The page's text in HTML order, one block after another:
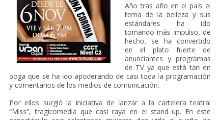
Año tras año en el país el
tema de la belleza y sus
estándares ha ido
tomando más impulso, de
hecho, se ha convertido
en el plato fuerte de
anunciantes y programas
de TV ya que está tan en
boga que se ha ido apoderando de casi toda la programación
y comentarios de los medios de comunicación.
Por ellos surgió la iniciativa de lanzar a la cartelera teatral
“Miss”, tragicomedia que casi raya en el stand up. En este